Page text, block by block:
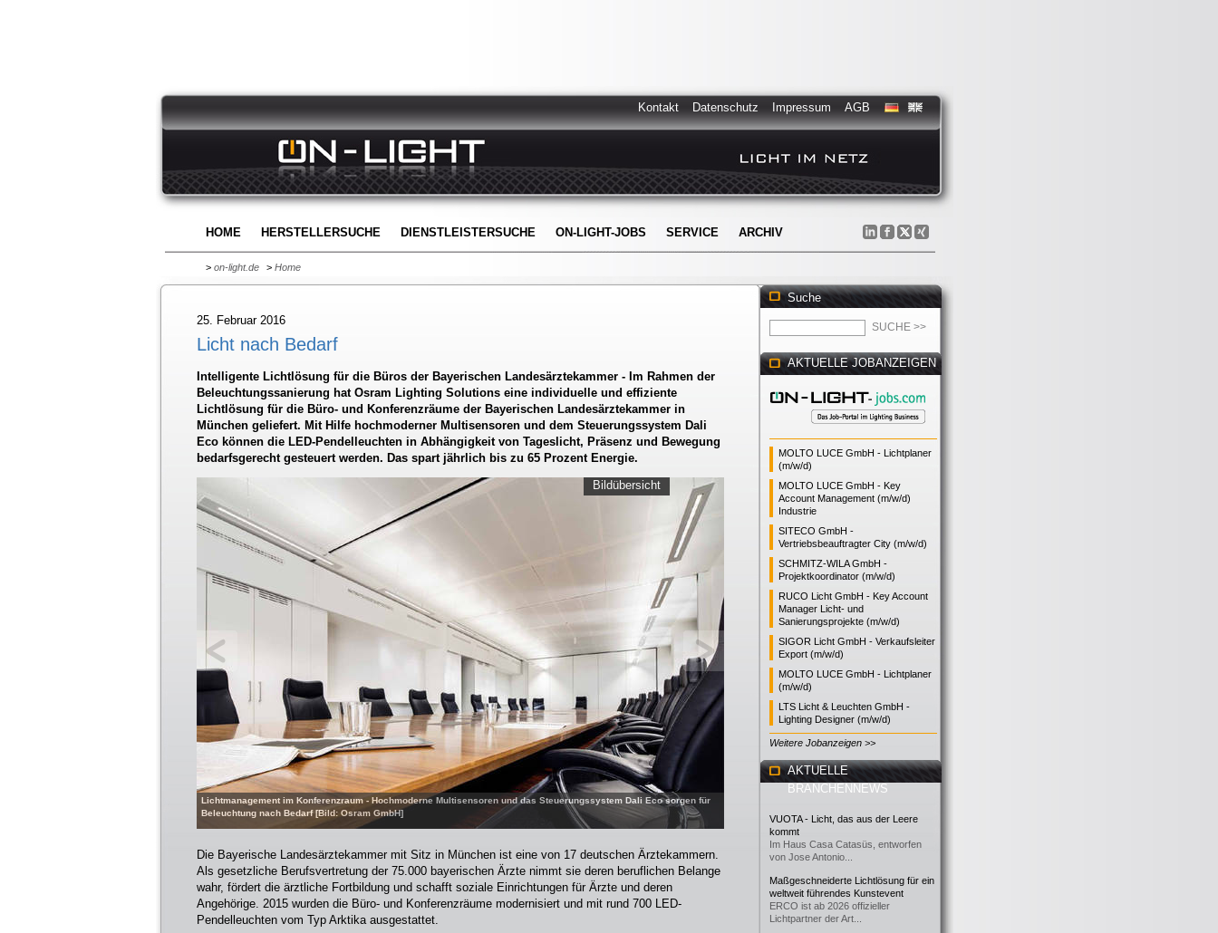
Kontakt Datenschutz Impressum AGB
HOME HERSTELLERSUCHE DIENSTLEISTERSUCHE ON-LIGHT-JOBS SERVICE ARCHIV
> on-light.de > Home
25. Februar 2016
Licht nach Bedarf
Intelligente Lichtlösung für die Büros der Bayerischen Landesärztekammer - Im Rahmen der
Beleuchtungssanierung hat Osram Lighting Solutions eine individuelle und effiziente
Lichtlösung für die Büro- und Konferenzräume der Bayerischen Landesärztekammer in
München geliefert. Mit Hilfe hochmoderner Multisensoren und dem Steuerungssystem Dali
Eco können die LED-Pendelleuchten in Abhängigkeit von Tageslicht, Präsenz und Bewegung
bedarfsgerecht gesteuert werden. Das spart jährlich bis zu 65 Prozent Energie.
Lichtmanagement im Konferenzraum - Hochmoderne Multisensoren und das Steuerungssystem Dali Eco sorgen für
Beleuchtung nach Bedarf [Bild: Osram GmbH]
Bildübersicht
Die Bayerische Landesärztekammer mit Sitz in München ist eine von 17 deutschen Ärztekammern.
Als gesetzliche Berufsvertretung der 75.000 bayerischen Ärzte nimmt sie deren beruflichen Belange
wahr, fördert die ärztliche Fortbildung und schafft soziale Einrichtungen für Ärzte und deren
Angehörige. 2015 wurden die Büro- und Konferenzräume modernisiert und mit rund 700 LED-
Pendelleuchten vom Typ Arktika ausgestattet.
Suche
AKTUELLE JOBANZEIGEN
MOLTO LUCE GmbH - Lichtplaner
(m/w/d)
MOLTO LUCE GmbH - Key
Account Management (m/w/d)
Industrie
SITECO GmbH -
Vertriebsbeauftragter City (m/w/d)
SCHMITZ-WILA GmbH -
Projektkoordinator (m/w/d)
RUCO Licht GmbH - Key Account
Manager Licht- und
Sanierungsprojekte (m/w/d)
SIGOR Licht GmbH - Verkaufsleiter
Export (m/w/d)
MOLTO LUCE GmbH - Lichtplaner
(m/w/d)
LTS Licht & Leuchten GmbH -
Lighting Designer (m/w/d)
Weitere Jobanzeigen >>
AKTUELLE
BRANCHENNEWS
VUOTA - Licht, das aus der Leere
kommt
Im Haus Casa Catasüs, entworfen
von Jose Antonio...
Maßgeschneiderte Lichtlösung für ein
weltweit führendes Kunstevent
ERCO ist ab 2026 offizieller
Lichtpartner der Art...